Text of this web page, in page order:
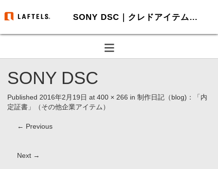
SONY DSC｜クレドアイテム制作・HP制作-ラフテルズ
≡
SONY DSC
Published 2016年2月19日 at 400 × 266 in 制作日記（blog)：「内
定証書」（その他企業アイテム）
← Previous
Next →